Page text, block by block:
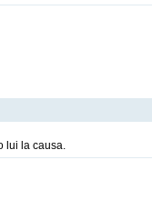
lui la causa.